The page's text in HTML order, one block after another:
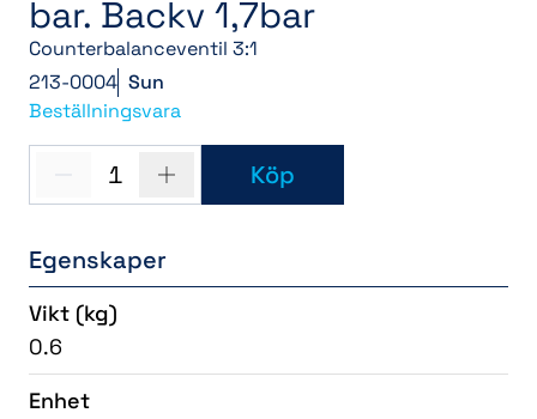
bar. Backv 1,7bar
Counterbalanceventil 3:1
213-0004 Sun
Beställningsvara
1 Köp
Egenskaper
Vikt (kg)
0.6
Enhet